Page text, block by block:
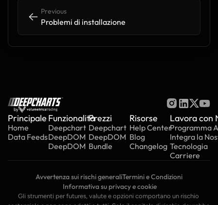
<- <-
Previous
Problemi di installazione
by
Principale
Home
Data Feeds
Funzionalità
Deepchart
DeepDOM
DeepDOM
Prezzi
Deepchart
DeepDOM
Bundle
Risorse
Help Center
Blog
Changelog
Lavora con
Programma
Integra la
Tecnologia
Carriere
Avvertenza sui rischi generaliTermini e Condizioni
Informativa su privacy e cookie
Gli strumenti per futures, valute e opzioni comportano un rischio